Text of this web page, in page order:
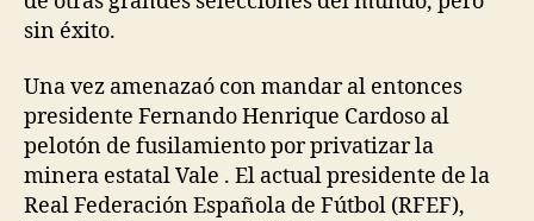
sin éxito.
Una vez amenazaó con mandar al entonces
presidente Fernando Henrique Cardoso al
pelotón de fusilamiento por privatizar la
minera estatal Vale . El actual presidente de la
Real Federación Española de Fútbol (RFEF),